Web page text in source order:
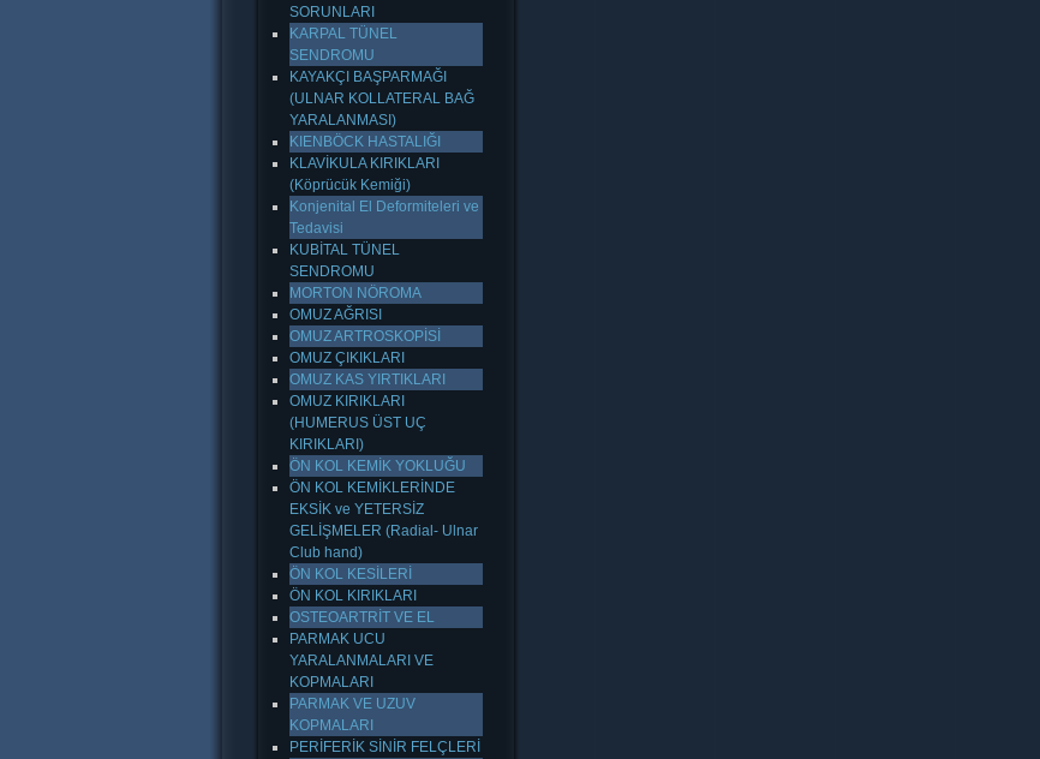
SORUNLARI
KARPAL TÜNEL
SENDROMU
KAYAKÇI BAŞPARMAĞI
(ULNAR KOLLATERAL BAĞ
YARALANMASI)
KIENBÖCK HASTALIĞI
KLAVİKULA KIRIKLARI
(Köprücük Kemiği)
Konjenital El Deformiteleri ve
Tedavisi
KUBİTAL TÜNEL
SENDROMU
MORTON NÖROMA
OMUZ AĞRISI
OMUZ ARTROSKOPİSİ
OMUZ ÇIKIKLARI
OMUZ KAS YIRTIKLARI
OMUZ KIRIKLARI
(HUMERUS ÜST UÇ
KIRIKLARI)
ÖN KOL KEMİK YOKLUĞU
ÖN KOL KEMİKLERİNDE
EKSİK ve YETERSİZ
GELİŞMELER (Radial- Ulnar
Club hand)
ÖN KOL KESİLERİ
ÖN KOL KIRIKLARI
OSTEOARTRİT VE EL
PARMAK UCU
YARALANMALARI VE
KOPMALARI
PARMAK VE UZUV
KOPMALARI
PERİFERİK SİNİR FELÇLERİ